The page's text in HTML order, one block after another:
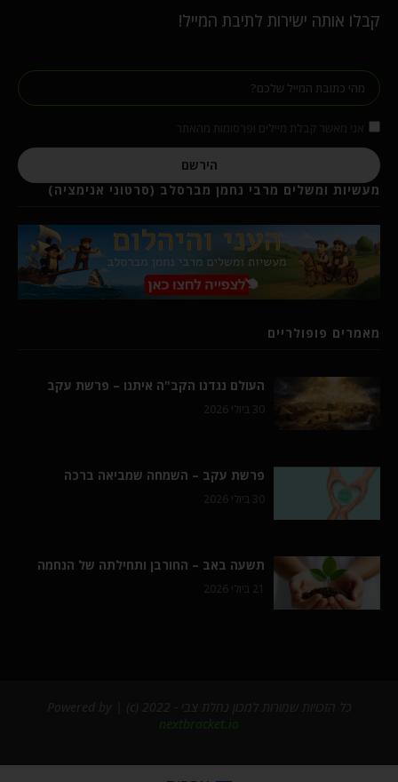
קבלו אותה ישירות לתיבת המייל!
הירשם
מעשיות ומשלים מרבי נחמן מברסלב (סרטוני אנימציה)
מאמרים פופולריים
העולם נגדנו הקב"ה איתנו – פרשת עקב
30 ביולי 2026
פרשת עקב – השמחה שמביאה ברכה
30 ביולי 2026
תשעה באב – החורבן ותחילתה של הנחמה
21 ביולי 2026
nextbracket.io